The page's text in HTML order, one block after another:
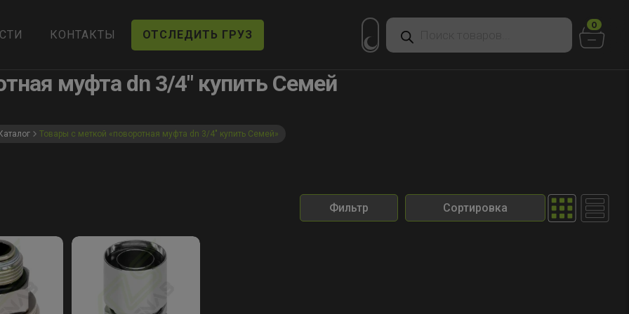
КОНТАКТЫ ОТСЛЕДИТЬ ГРУЗ
Поиск
товаров
0
муфта dn 3/4" купить Семей
Каталог Товары с меткой «поворотная муфта dn 3/4" купить Семей»
Фильтр Сортировка